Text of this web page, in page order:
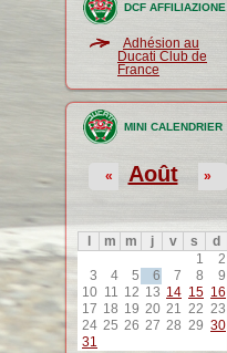
DCF AFFILIAZIONE
Adhésion au
Ducati Club de
France
MINI CALENDRIER
Août
« »
m m j v s
d
1
2
3
4 5 6 7 8
9
10 11 12 13 14 15 16
17 18 19 20 21 22 23
24 25 26 27 28 29 30
31